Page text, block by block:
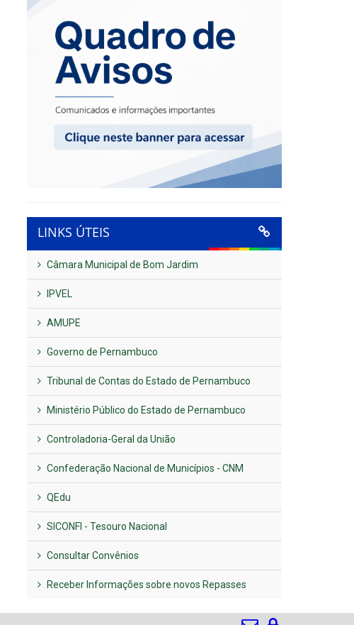
LINKS ÚTEIS
Câmara Municipal de Bom Jardim
IPVEL
AMUPE
Governo de Pernambuco
Tribunal de Contas do Estado de Pernambuco
Ministério Público do Estado de Pernambuco
Controladoria-Geral da União
Confederação Nacional de Municípios - CNM
QEdu
SICONFI - Tesouro Nacional
Consultar Convênios
Receber Informações sobre novos Repasses